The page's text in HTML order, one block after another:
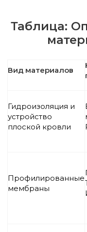
Таблица:
Вид материалов
Гидроизоляция и
устройство
плоской кровли
Профилированные
мембраны